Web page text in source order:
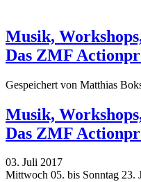
Musik,
Das ZMF
Gespeichert von Matthias
Musik,
Das ZMF
03. Juli 2017
Mittwoch 05. bis Sonntag 23.